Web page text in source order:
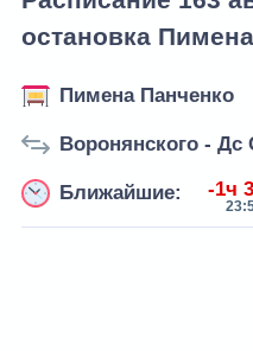
остановка
Пимена Панченко
Воронянского - Дс
Ближайшие: -1ч